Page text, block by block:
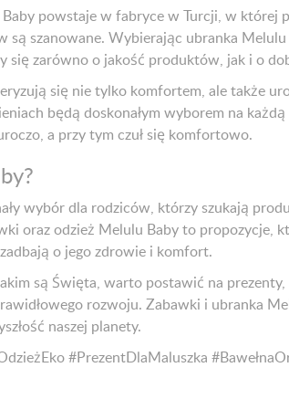
powstaje w fabryce w Turcji, w której
są szanowane. Wybierając ubranka
się zarówno o jakość produktów, jak i o
się nie tylko komfortem, ale także
będą doskonałym wyborem na
a przy tym czuł się komfortowo.
wybór dla rodziców, którzy szukają
oraz odzież Melulu Baby to propozycje,
o jego zdrowie i komfort.
są Święta, warto postawić na prezenty,
rozwoju. Zabawki i ubranka
naszej planety.
#PrezentDlaMaluszka